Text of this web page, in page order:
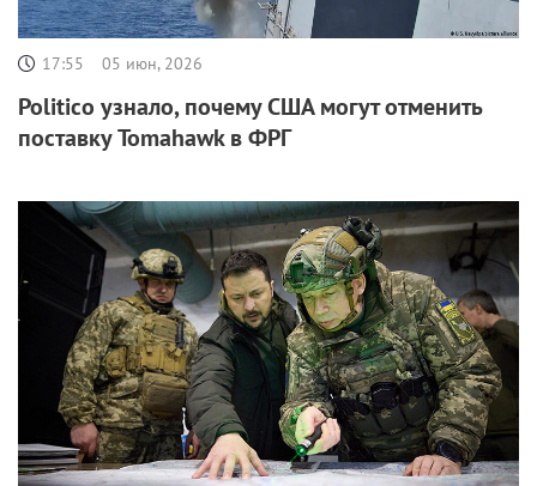
17:55 05 июн, 2026
Politico узнало, почему США могут отменить
поставку Tomahawk в ФРГ